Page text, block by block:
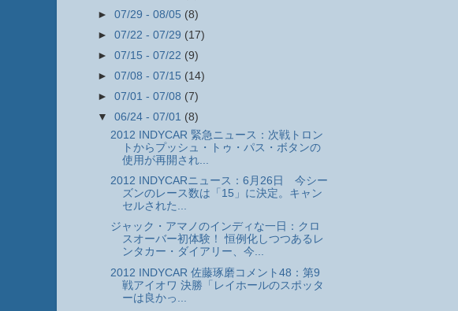
► 07/29 - 08/05 (8)
► 07/22 - 07/29 (17)
► 07/15 - 07/22 (9)
► 07/08 - 07/15 (14)
► 07/01 - 07/08 (7)
▼ 06/24 - 07/01 (8)
2012 INDYCAR 緊急ニュース：次戦トロン
トからプッシュ・トゥ・パス・ボタンの
使用が再開され...
2012 INDYCARニュース：6月26日 今シー
ズンのレース数は「15」に決定。キャン
セルされた...
ジャック・アマノのインディな一日：クロ
スオーバー初体験！ 恒例化しつつあるレ
ンタカー・ダイアリー、今...
2012 INDYCAR 佐藤琢磨コメント48：第9
戦アイオワ 決勝「レイホールのスポッタ
ーは良かっ...